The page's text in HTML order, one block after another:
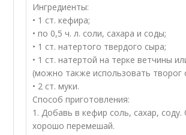
Ингредиенты:
• 1 ст. кефира;
• по 0,5 ч. л. соли, сахара и соды;
• 1 ст. натертого твердого сыра;
• 1 ст. натертой на терке ветчины
(можно также использовать творог
• 2 ст. муки.
Способ приготовления:
1. Добавь в кефир соль, сахар,
хорошо перемешай.